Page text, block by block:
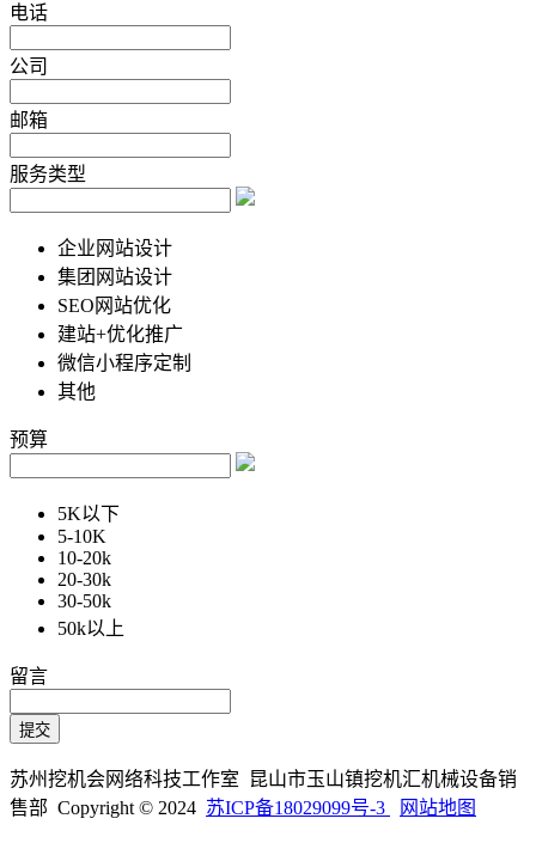
电话
公司
邮箱
服务类型
企业网站设计
集团网站设计
SEO网站优化
建站+优化推广
微信小程序定制
其他
预算
5K以下
5-10K
10-20k
20-30k
30-50k
50k以上
留言
苏州挖机会网络科技工作室 昆山市玉山镇挖机汇机械设备销
售部 Copyright © 2024 苏ICP备18029099号-3 网站地图